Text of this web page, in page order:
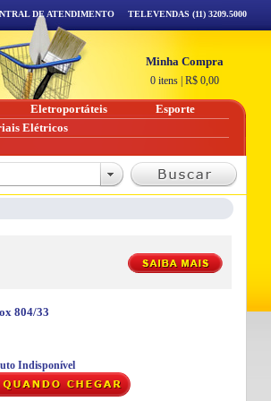
804/33
Indisponível
DE ATENDIMENTO TELEVENDAS (11) 3209.5000
Minha Compra
0 itens R$ 0,00
Eletroportáteis
Esporte
Elétricos